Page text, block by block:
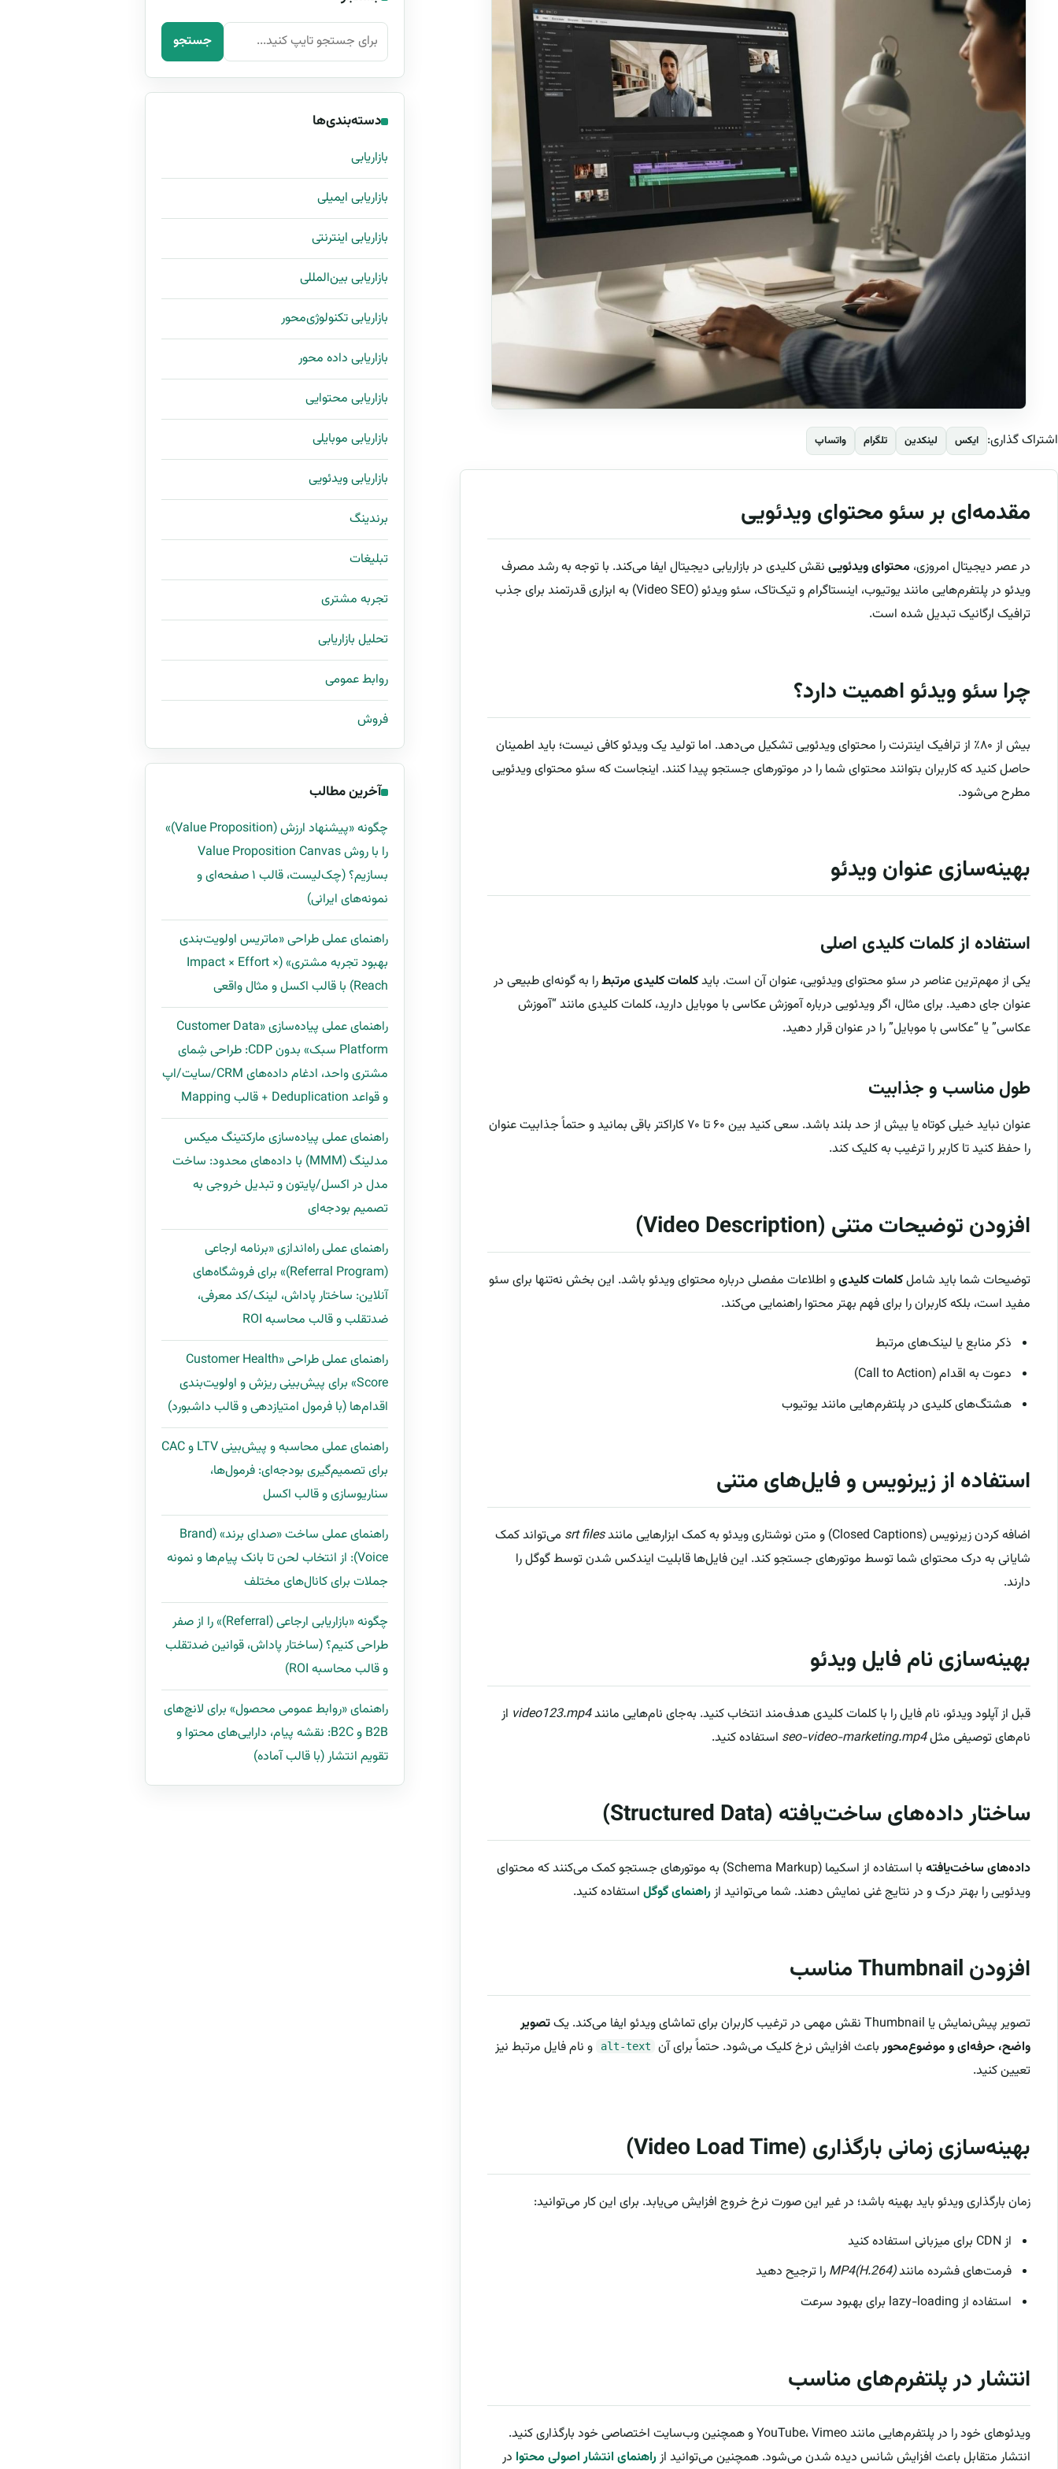
اشتراک گذاری: ایکس لینکدین تلگرام واتساپ
مقدمه‌ای بر سئو محتوای ویدئویی
در عصر دیجیتال امروزی، محتوای ویدئویی نقش کلیدی در بازاریابی دیجیتال ایفا می‌کند. با توجه به رشد مصرف
ویدئو در پلتفرم‌هایی مانند یوتیوب، اینستاگرام و تیک‌تاک، سئو ویدئو (Video SEO) به ابزاری قدرتمند برای جذب
ترافیک ارگانیک تبدیل شده است.
چرا سئو ویدئو اهمیت دارد؟
بیش از ۸۰٪ از ترافیک اینترنت را محتوای ویدئویی تشکیل می‌دهد. اما تولید یک ویدئو کافی نیست؛ باید اطمینان
حاصل کنید که کاربران بتوانند محتوای شما را در موتورهای جستجو پیدا کنند. اینجاست که سئو محتوای ویدئویی
مطرح می‌شود.
بهینه‌سازی عنوان ویدئو
استفاده از کلمات کلیدی اصلی
یکی از مهم‌ترین عناصر در سئو محتوای ویدئویی، عنوان آن است. بایدکلمات کلیدی مرتبطرا به گونه‌ای طبیعی در
عنوان جای دهید. برای مثال، اگر ویدئویی درباره آموزش عکاسی با موبایل دارید، کلمات کلیدی مانند “آموزش
عکاسی” یا “عکاسی با موبایل” را در عنوان قرار دهید.
طول مناسب و جذابیت
عنوان نباید خیلی کوتاه یا بیش از حد بلند باشد. سعی کنید بین ۶۰ تا ۷۰ کاراکتر باقی بمانید و حتماً جذابیت عنوان
را حفظ کنید تا کاربر را ترغیب به کلیک کند.
افزودن توضیحات متنی (Video Description)
توضیحات شما باید شاملکلمات کلیدیو اطلاعات مفصلی درباره محتوای ویدئو باشد. این بخش نه‌تنها برای سئو
مفید است، بلکه کاربران را برای فهم بهتر محتوا راهنمایی می‌کند.
ذکر منابع یا لینک‌های مرتبط
دعوت به اقدام (Call to Action)
هشتگ‌های کلیدی در پلتفرم‌هایی مانند یوتیوب
استفاده از زیرنویس و فایل‌های متنی
اضافه کردن زیرنویس (Closed Captions) و متن نوشتاری ویدئو به کمک ابزارهایی مانند srt files می‌تواند کمک
شایانی به درک محتوای شما توسط موتورهای جستجو کند. این فایل‌ها قابلیت ایندکس شدن توسط گوگل را
دارند.
بهینه‌سازی نام فایل ویدئو
قبل از آپلود ویدئو، نام فایل را با کلمات کلیدی هدف‌مند انتخاب کنید. به‌جای نام‌هایی مانندvideo123.mp4 از
نام‌های توصیفی مثلseo-video-marketing.mp4 استفاده کنید.
ساختار داده‌های ساخت‌یافته (Structured Data)
داده‌های ساخت‌یافته
با استفاده از اسکیما (Schema Markup) به موتورهای جستجو کمک می‌کنند که محتوای
ویدئویی را بهتر درک و در نتایج غنی نمایش دهند. شما می‌توانید ازراهنمای گوگل استفاده کنید.
افزودن Thumbnail مناسب
تصویر پیش‌نمایش یا Thumbnail نقش مهمی در ترغیب کاربران برای تماشای ویدئو ایفا می‌کند. یک
تصویر
واضح، حرفه‌ای و موضوع‌محورباعث افزایش نرخ کلیک می‌شود. حتماً برای آن alt-text
و نام فایل مرتبط نیز
تعیین کنید.
بهینه‌سازی زمانی بارگذاری (Video Load Time)
زمان بارگذاری ویدئو باید بهینه باشد؛ در غیر این صورت نرخ خروج افزایش می‌یابد. برای این کار می‌توانید:
از CDN برای میزبانی استفاده کنید
فرمت‌های فشرده مانندMP4(H.264) را ترجیح دهید
استفاده از lazy-loading برای بهبود سرعت
انتشار در پلتفرم‌های مناسب
ویدئوهای خود را در پلتفرم‌هایی مانند YouTube، Vimeo و همچنین وب‌سایت اختصاصی خود بارگذاری کنید.
انتشار متقابل باعث افزایش شانس دیده شدن می‌شود. همچنین می‌توانید ازراهنمای انتشار اصولی محتوا در
جستجو برای: جستجو
دسته‌بندی‌ها
بازاریابی
بازاریابی ایمیلی
بازاریابی اینترنتی
بازاریابی بین‌المللی
بازاریابی تکنولوژی‌محور
بازاریابی داده محور
بازاریابی محتوایی
بازاریابی موبایلی
بازاریابی ویدئویی
برندینگ
تبلیغات
تجربه مشتری
تحلیل بازاریابی
روابط عمومی
فروش
آخرین مطالب
چگونه «پیشنهاد ارزش (Value Proposition)»
را با روش Value Proposition Canvas
بسازیم؟ (چک‌لیست، قالب ۱ صفحه‌ای و
نمونه‌های ایرانی)
راهنمای عملی طراحی «ماتریس اولویت‌بندی
بهبود تجربه مشتری» (Impact × Effort ×
Reach) با قالب اکسل و مثال واقعی
راهنمای عملی پیاده‌سازی «Customer Data
Platform سبک» بدون CDP: طراحی شِمای
مشتری واحد، ادغام داده‌های CRM/سایت/اپ
و قواعد Deduplication + قالب Mapping
راهنمای عملی پیاده‌سازی مارکتینگ میکس
مدلینگ (MMM) با داده‌های محدود: ساخت
مدل در اکسل/پایتون و تبدیل خروجی به
تصمیم بودجه‌ای
راهنمای عملی راه‌اندازی «برنامه ارجاعی
(Referral Program)» برای فروشگاه‌های
آنلاین: ساختار پاداش، لینک/کد معرفی،
ضدتقلب و قالب محاسبه ROI
راهنمای عملی طراحی «Customer Health
Score» برای پیش‌بینی ریزش و اولویت‌بندی
اقدام‌ها (با فرمول امتیازدهی و قالب داشبورد)
راهنمای عملی محاسبه و پیش‌بینی LTV و CAC
برای تصمیم‌گیری بودجه‌ای: فرمول‌ها،
سناریوسازی و قالب اکسل
راهنمای عملی ساخت «صدای برند» (Brand
Voice): از انتخاب لحن تا بانک پیام‌ها و نمونه
جملات برای کانال‌های مختلف
چگونه «بازاریابی ارجاعی (Referral)» را از صفر
طراحی کنیم؟ (ساختار پاداش، قوانین ضدتقلب
و قالب محاسبه ROI)
راهنمای «روابط عمومی محصول» برای لانچ‌های
B2B و B2C: نقشه پیام، دارایی‌های محتوا و
تقویم انتشار (با قالب آماده)